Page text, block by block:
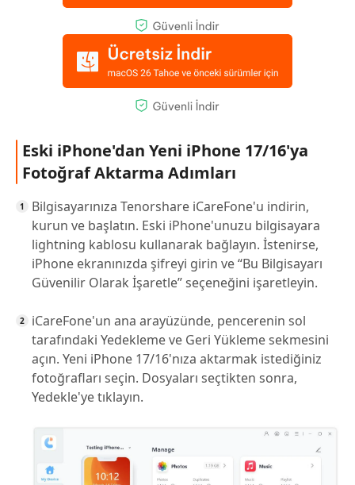
Eski iPhone'dan Yeni iPhone 17/16'ya
Fotoğraf Aktarma Adımları
Bilgisayarınıza Tenorshare iCareFone'u indirin,
kurun ve başlatın. Eski iPhone'unuzu bilgisayara
lightning kablosu kullanarak bağlayın. İstenirse,
iPhone ekranınızda şifreyi girin ve “Bu Bilgisayarı
Güvenilir Olarak İşaretle” seçeneğini işaretleyin.
iCareFone'un ana arayüzünde, pencerenin sol
tarafındaki Yedekleme ve Geri Yükleme sekmesini
açın. Yeni iPhone 17/16'nıza aktarmak istediğiniz
fotoğrafları seçin. Dosyaları seçtikten sonra,
Yedekle'ye tıklayın.